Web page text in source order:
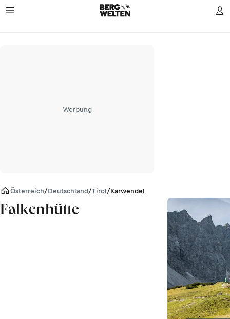
Werbung
Österreich/Deutschland/Tirol/Karwendel
Falkenhütte